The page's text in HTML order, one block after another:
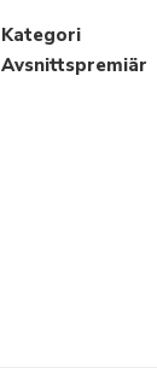
Kategori
Avsnittspremiär